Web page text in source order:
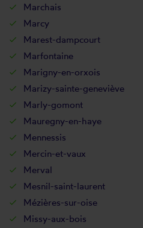
Marchais
Marcy
Marest-dampcourt
Marfontaine
Marigny-en-orxois
Marizy-sainte-geneviève
Marly-gomont
Mauregny-en-haye
Mennessis
Mercin-et-vaux
Merval
Mesnil-saint-laurent
Mézières-sur-oise
Missy-aux-bois